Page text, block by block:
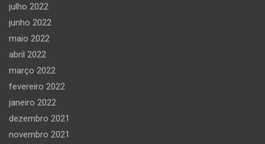
julho 2022
junho 2022
maio 2022
abril 2022
março 2022
fevereiro 2022
janeiro 2022
dezembro 2021
novembro 2021